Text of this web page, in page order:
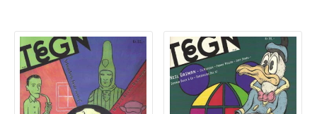
Tim Ng Tvedt
Tor Ærlig
Tor Morisse